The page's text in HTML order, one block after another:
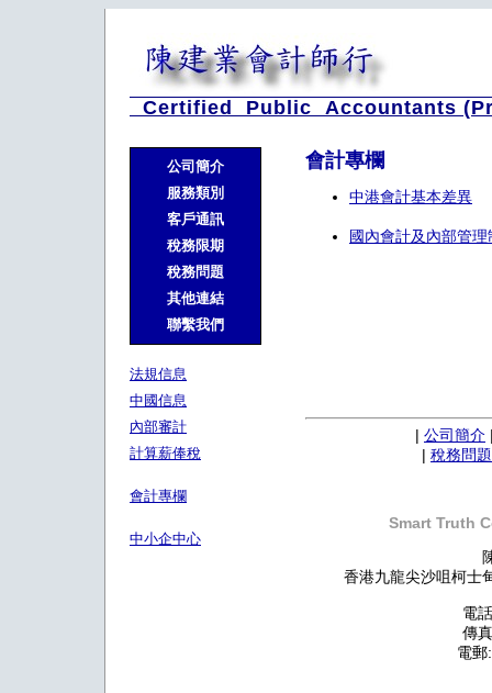
Certified Public Accountants
公司簡介
服務類別
客戶通訊
稅務限期
稅務問題
其他連結
聯繫我們
法規信息
中國信息
內部審計
計算薪俸稅
會計專欄
中小企中心
會計專欄
中港會計基本差異
國內會計及內部管理
公司簡介
稅務問題
Smart Truth
香港九龍尖沙咀柯士
電
傳
電